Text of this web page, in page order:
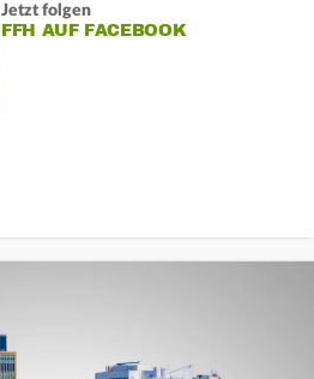
Jetzt folgen
FFH AUF FACEBOOK